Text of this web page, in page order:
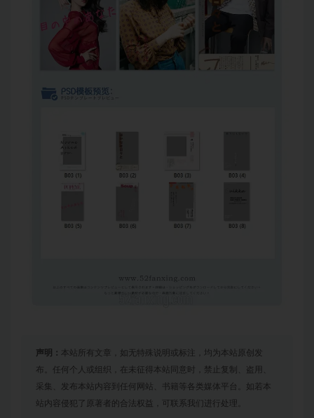
声明： 本站所有文章，如无特殊说明或标注，均为本站原创发
布。任何个人或组织，在未征得本站同意时，禁止复制、盗用、
采集、发布本站内容到任何网站、书籍等各类媒体平台。如若本
站内容侵犯了原著者的合法权益，可联系我们进行处理。